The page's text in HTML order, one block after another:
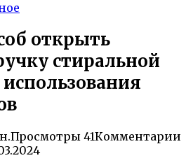
открыть
стиральной
Просмотры 41Комментарии